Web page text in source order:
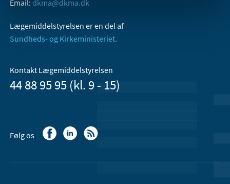
Email: dkma@dkma.dk
Lægemiddelstyrelsen er en del af
Sundheds- og Kirkeministeriet.
Kontakt Lægemiddelstyrelsen
44 88 95 95 (kl. 9 - 15)
Følg os